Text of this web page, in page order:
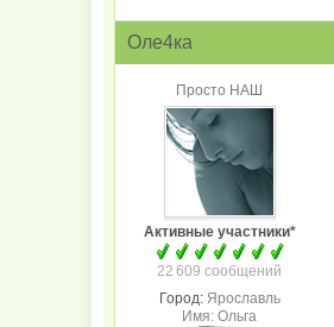
Оле4ка
Просто НАШ
Активные участники*
22 609 сообщений
Город: Ярославль
Имя: Ольга